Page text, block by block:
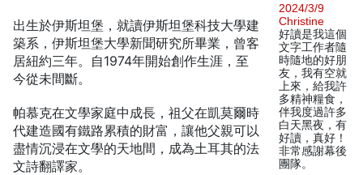
出生於伊斯坦堡，就讀伊斯坦堡科技大學建
築系，伊斯坦堡大學新聞研究所畢業，曾客
居紐約三年。自1974年開始創作生涯，至
今從未間斷。
帕慕克在文學家庭中成長，祖父在凱莫爾時
代建造國有鐵路累積的財富，讓他父親可以
盡情沉浸在文學的天地間，成為土耳其的法
文詩翻譯家。
2024/3/9
Christine
好讀是我這個
文字工作者隨
時隨地的好朋
友，我有空就
上來，給我許
多精神糧食，
伴我度過許多
白天黑夜，有
好讀，真好！
非常感謝幕後
團隊。